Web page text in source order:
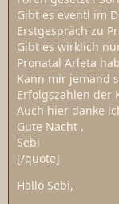
Gibt es eventl im
Erstgespräch zu
Gibt es wirklich
Pronatal Arleta
Kann mir jemand
Erfolgszahlen der
Auch hier danke
Gute Nacht ,
Sebi
[/quote]
Hallo Sebi,